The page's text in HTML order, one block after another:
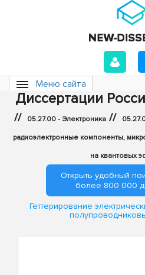
Меню сайта
Диссертации
// 05.27.00 - Электроника //
радиоэлектронные компоненты,
на квантовых
Открыть удобный
более 800 000
Геттерирование